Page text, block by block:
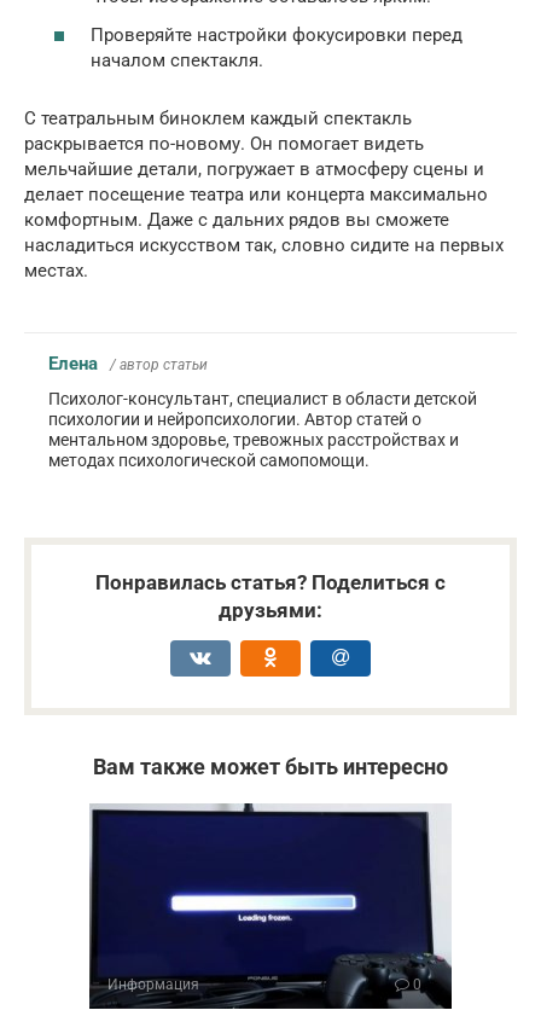
Проверяйте настройки фокусировки перед
началом спектакля.
С театральным биноклем каждый спектакль
раскрывается по-новому. Он помогает видеть
мельчайшие детали, погружает в атмосферу сцены и
делает посещение театра или концерта максимально
комфортным. Даже с дальних рядов вы сможете
насладиться искусством так, словно сидите на первых
местах.
Елена / автор статьи
Психолог-консультант, специалист в области детской
психологии и нейропсихологии. Автор статей о
ментальном здоровье, тревожных расстройствах и
методах психологической самопомощи.
Понравилась статья? Поделиться с
друзьями:
Вам также может быть интересно
Информация 0